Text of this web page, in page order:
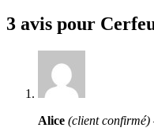
3 avis pour
Alice (client confirmé)